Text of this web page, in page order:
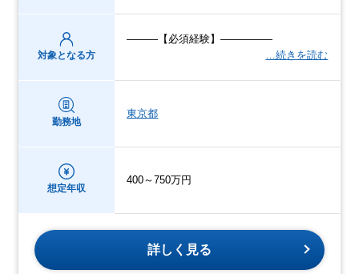
対象となる方
―――【必須経験】―――――
…続きを読む
勤務地
東京都
想定年収
400～750万円
詳しく見る